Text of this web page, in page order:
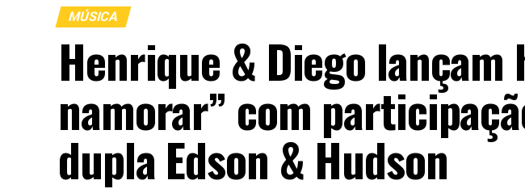
MÚSICA
Henrique & Diego lançam
namorar” com
dupla Edson & Hudson